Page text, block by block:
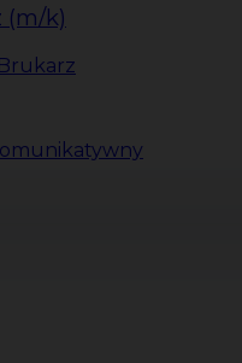
(m/k)
Brukarz